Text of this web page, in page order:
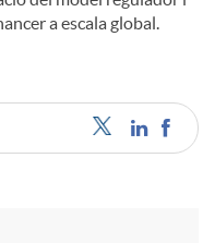
a escala global.